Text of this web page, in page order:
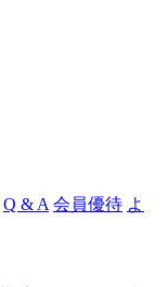
Q & A 会員優待 よ